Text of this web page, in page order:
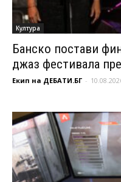
Култура
Банско постави
джаз фестивала
Екип на ДЕБАТИ.БГ -